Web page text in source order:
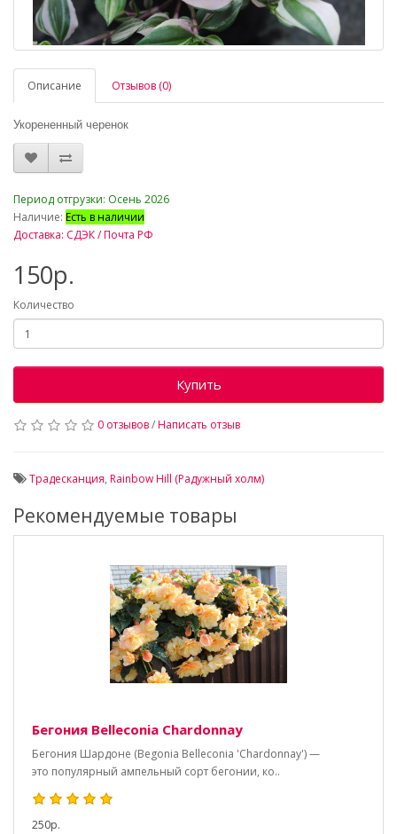
Описание Отзывов (0)
Укорененный черенок
Период отгрузки: Осень 2026
Наличие: Есть в наличии
Доставка: СДЭК / Почта РФ
150р.
Количество
Купить
0 отзывов/Написать отзыв
Традесканция, Rainbow Hill (Радужный холм)
Рекомендуемые товары
Бегония Belleconia Chardonnay
Бегония Шардоне (Begonia Belleconia 'Chardonnay') —
это популярный ампельный сорт бегонии, ко..
250р.